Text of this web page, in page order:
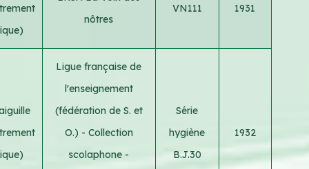
nôtres
VN111 1931
Ligue française de
l'enseignement
(fédération de S. et
O.) - Collection
scolaphone -
Série
hygiène
B.J.30
1932